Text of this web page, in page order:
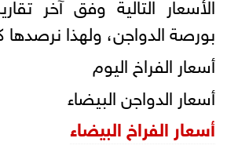
بورصة الدواجن، ولهذا نرصدها
أسعار الفراخ اليوم
أسعار الدواجن البيضاء
أسعار الفراخ البيضاء